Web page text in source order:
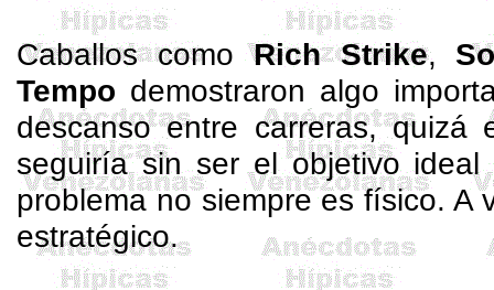
Caballos comoRichStrike,
Tempo demostraron algo
descanso entre carreras,
seguiría sin ser el objetivo
problema no siempre es físico. A
estratégico.